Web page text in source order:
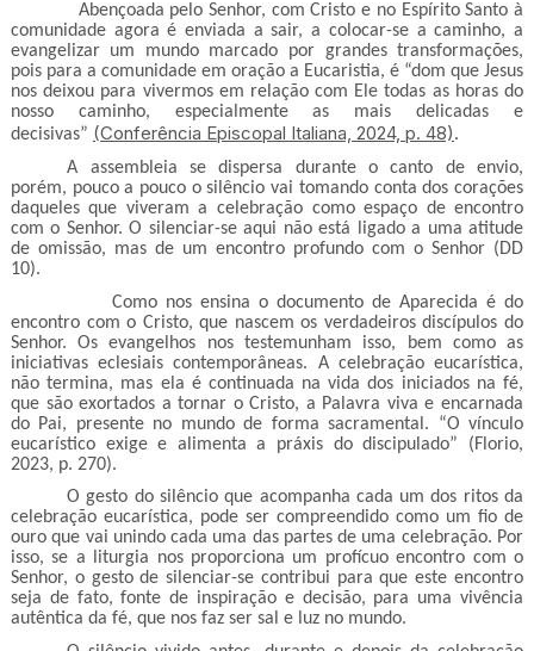
Abençoada pelo Senhor, com Cristo e no Espírito Santo à
comunidade agora é enviada a sair, a colocar-se a caminho, a
evangelizar um mundo marcado por grandes transformações,
pois para a comunidade em oração a Eucaristia, é “dom que Jesus
nos deixou para vivermos em relação com Ele todas as horas do
nosso caminho, especialmente as mais delicadas e
decisivas” (Conferência Episcopal Italiana, 2024, p. 48).
A assembleia se dispersa durante o canto de envio,
porém, pouco a pouco o silêncio vai tomando conta dos corações
daqueles que viveram a celebração como espaço de encontro
com o Senhor. O silenciar-se aqui não está ligado a uma atitude
de omissão, mas de um encontro profundo com o Senhor (DD
10).
Como nos ensina o documento de Aparecida é do
encontro com o Cristo, que nascem os verdadeiros discípulos do
Senhor. Os evangelhos nos testemunham isso, bem como as
iniciativas eclesiais contemporâneas. A celebração eucarística,
não termina, mas ela é continuada na vida dos iniciados na fé,
que são exortados a tornar o Cristo, a Palavra viva e encarnada
do Pai, presente no mundo de forma sacramental. “O vínculo
eucarístico exige e alimenta a práxis do discipulado” (Florio,
2023, p. 270).
O gesto do silêncio que acompanha cada um dos ritos da
celebração eucarística, pode ser compreendido como um fio de
ouro que vai unindo cada uma das partes de uma celebração. Por
isso, se a liturgia nos proporciona um profícuo encontro com o
Senhor, o gesto de silenciar-se contribui para que este encontro
seja de fato, fonte de inspiração e decisão, para uma vivência
autêntica da fé, que nos faz ser sal e luz no mundo.